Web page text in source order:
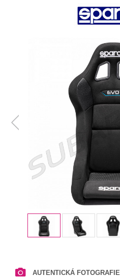
AUTENTICKÁ FOTOGRAFIE